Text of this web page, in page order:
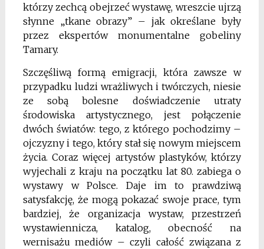
którzy zechcą obejrzeć wystawę, wreszcie ujrzą
słynne „tkane obrazy” – jak określane były
przez ekspertów monumentalne gobeliny
Tamary.
Szczęśliwą formą emigracji, która zawsze w
przypadku ludzi wrażliwych i twórczych, niesie
ze sobą bolesne doświadczenie utraty
środowiska artystycznego, jest połączenie
dwóch światów: tego, z którego pochodzimy –
ojczyzny i tego, który stał się nowym miejscem
życia. Coraz więcej artystów plastyków, którzy
wyjechali z kraju na początku lat 80. zabiega o
wystawy w Polsce. Daje im to prawdziwą
satysfakcję, że mogą pokazać swoje prace, tym
bardziej, że organizacja wystaw, przestrzeń
wystawiennicza, katalog, obecność na
wernisażu mediów – czyli całość związana z